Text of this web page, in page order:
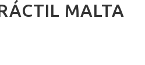
MALTA